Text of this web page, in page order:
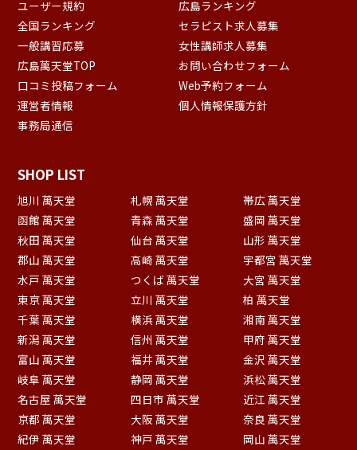
ユーザー規約
広島ランキング
全国ランキング
セラピスト求人募集
一般講習応募
女性講師求人募集
広島萬天堂TOP
お問い合わせフォーム
口コミ投稿フォーム
Web予約フォーム
運営者情報
個人情報保護方針
事務局通信
SHOP LIST
旭川 萬天堂 札幌 萬天堂
帯広 萬天堂
函館 萬天堂
青森 萬天堂
盛岡 萬天堂
秋田 萬天堂
仙台 萬天堂
山形 萬天堂
郡山 萬天堂
高崎 萬天堂
宇都宮 萬天堂
水戸 萬天堂
つくば 萬天堂
大宮 萬天堂
東京 萬天堂
立川 萬天堂
柏 萬天堂
千葉 萬天堂
横浜 萬天堂
湘南 萬天堂
新潟 萬天堂
信州 萬天堂
甲府 萬天堂
富山 萬天堂
福井 萬天堂
金沢 萬天堂
岐阜 萬天堂
静岡 萬天堂
浜松 萬天堂
名古屋 萬天堂
四日市 萬天堂
近江 萬天堂
京都 萬天堂
大阪 萬天堂
奈良 萬天堂
紀伊 萬天堂
神戸 萬天堂 岡山 萬天堂